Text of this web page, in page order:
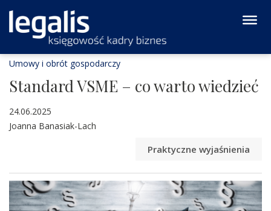
Umowy i obrót gospodarczy
Standard VSME – co warto wiedzieć
24.06.2025
Joanna Banasiak-Lach
Praktyczne wyjaśnienia